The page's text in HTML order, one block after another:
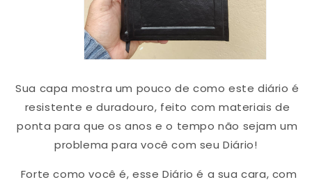
Sua capa mostra um pouco de como este diário é
resistente e duradouro, feito com materiais de
ponta para que os anos e o tempo não sejam um
problema para você com seu Diário!
Forte como você é, esse Diário é a sua cara, com